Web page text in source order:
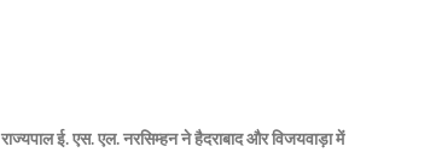
राज्यपाल ई. एस. एल. नरसिम्हन ने हैदराबाद और विजयवाड़ा में